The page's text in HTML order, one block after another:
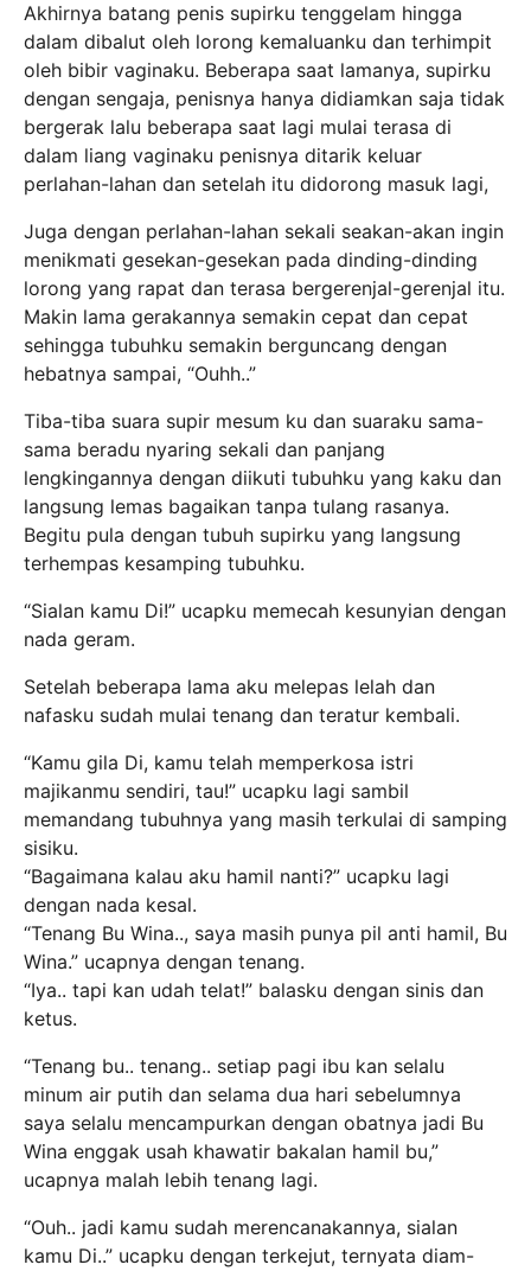
Akhirnya batang penis supirku tenggelam hingga
dalam dibalut oleh lorong kemaluanku dan terhimpit
oleh bibir vaginaku. Beberapa saat lamanya, supirku
dengan sengaja, penisnya hanya didiamkan saja tidak
bergerak lalu beberapa saat lagi mulai terasa di
dalam liang vaginaku penisnya ditarik keluar
perlahan-lahan dan setelah itu didorong masuk lagi,
Juga dengan perlahan-lahan sekali seakan-akan ingin
menikmati gesekan-gesekan pada dinding-dinding
lorong yang rapat dan terasa bergerenjal-gerenjal itu.
Makin lama gerakannya semakin cepat dan cepat
sehingga tubuhku semakin berguncang dengan
hebatnya sampai, “Ouhh..”
Tiba-tiba suara supir mesum ku dan suaraku sama-
sama beradu nyaring sekali dan panjang
lengkingannya dengan diikuti tubuhku yang kaku dan
langsung lemas bagaikan tanpa tulang rasanya.
Begitu pula dengan tubuh supirku yang langsung
terhempas kesamping tubuhku.
“Sialan kamu Di!” ucapku memecah kesunyian dengan
nada geram.
Setelah beberapa lama aku melepas lelah dan
nafasku sudah mulai tenang dan teratur kembali.
“Kamu gila Di, kamu telah memperkosa istri
majikanmu sendiri, tau!” ucapku lagi sambil
memandang tubuhnya yang masih terkulai di samping
sisiku.
“Bagaimana kalau aku hamil nanti?” ucapku lagi
dengan nada kesal.
“Tenang Bu Wina.., saya masih punya pil anti hamil, Bu
Wina.” ucapnya dengan tenang.
“Iya.. tapi kan udah telat!” balasku dengan sinis dan
ketus.
“Tenang bu.. tenang.. setiap pagi ibu kan selalu
minum air putih dan selama dua hari sebelumnya
saya selalu mencampurkan dengan obatnya jadi Bu
Wina enggak usah khawatir bakalan hamil bu,”
ucapnya malah lebih tenang lagi.
“Ouh.. jadi kamu sudah merencanakannya, sialan
kamu Di..” ucapku dengan terkejut, ternyata diam-